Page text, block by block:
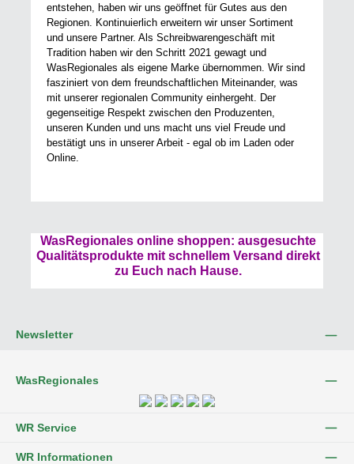
entstehen, haben wir uns geöffnet für Gutes aus den
Regionen. Kontinuierlich erweitern wir unser Sortiment
und unsere Partner. Als Schreibwarengeschäft mit
Tradition haben wir den Schritt 2021 gewagt und
WasRegionales als eigene Marke übernommen. Wir sind
fasziniert von dem freundschaftlichen Miteinander, was
mit unserer regionalen Community einhergeht. Der
gegenseitige Respekt zwischen den Produzenten,
unseren Kunden und uns macht uns viel Freude und
bestätigt uns in unserer Arbeit - egal ob im Laden oder
Online.
WasRegionales online shoppen: ausgesuchte
Qualitätsprodukte mit schnellem Versand direkt
zu Euch nach Hause.
Newsletter
WasRegionales
WR Service
WR Informationen